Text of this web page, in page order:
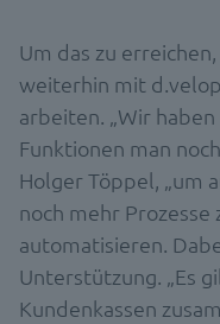
Um das zu
weiterhin mit
arbeiten. „Wir
Funktionen man
Holger Töppel, „um
noch mehr
automatisieren.
Unterstützung. „Es
Kundenkassen